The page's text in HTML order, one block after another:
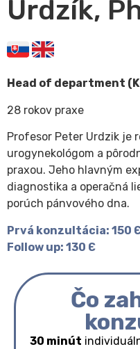
Urdzík,
Head of department
28 rokov praxe
Profesor Peter Urdzik je
urogynekológom a
praxou. Jeho hlavným
diagnostika a operačná
porúch pánvového dna.
Prvá konzultácia: 150
Follow up: 130 Є
Čo
30 minút